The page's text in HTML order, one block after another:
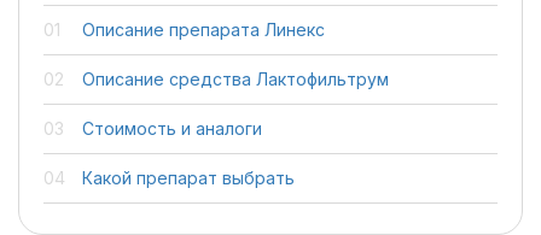
Описание препарата Линекс
Описание средства Лактофильтрум
Стоимость и аналоги
Какой препарат выбрать